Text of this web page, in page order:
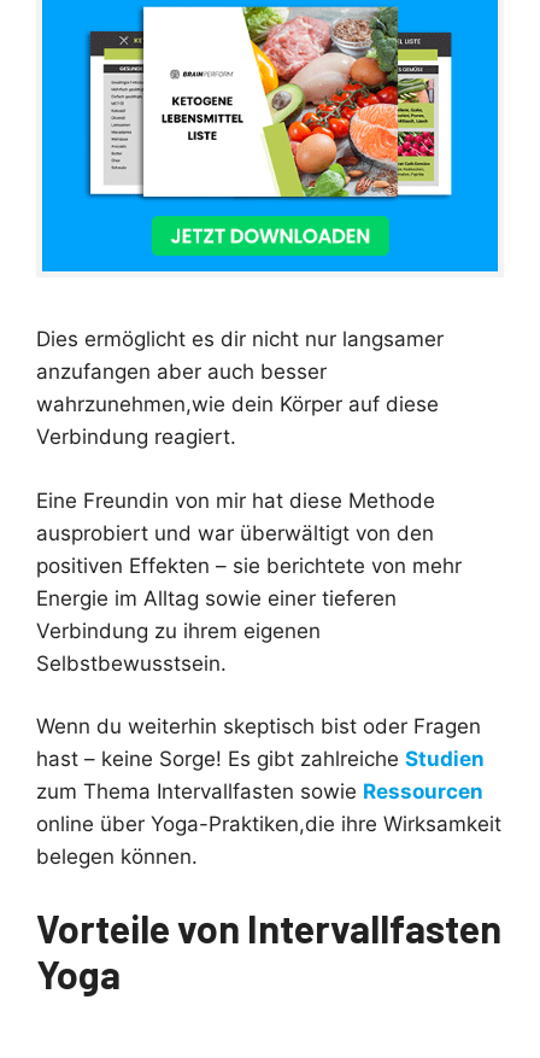
Dies ermöglicht es dir nicht nur langsamer
anzufangen aber auch besser
wahrzunehmen,wie dein Körper auf diese
Verbindung reagiert.
Eine Freundin von mir hat diese Methode
ausprobiert und war überwältigt von den
positiven Effekten – sie berichtete von mehr
Energie im Alltag sowie einer tieferen
Verbindung zu ihrem eigenen
Selbstbewusstsein.
Wenn du weiterhin skeptisch bist oder Fragen
hast – keine Sorge! Es gibt zahlreiche Studien
zum Thema Intervallfasten sowie Ressourcen
online über Yoga-Praktiken,die ihre Wirksamkeit
belegen können.
Vorteile von Intervallfasten
Yoga